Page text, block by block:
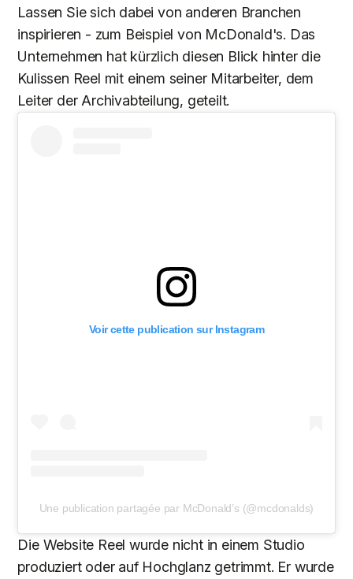
Lassen Sie sich dabei von anderen Branchen
inspirieren - zum Beispiel von McDonald's. Das
Unternehmen hat kürzlich diesen Blick hinter die
Kulissen Reel mit einem seiner Mitarbeiter, dem
Leiter der Archivabteilung, geteilt.
Voir cette publication sur Instagram
Une publication partagée par McDonald’s (@mcdonalds)
Die Website Reel wurde nicht in einem Studio
produziert oder auf Hochglanz getrimmt. Er wurde